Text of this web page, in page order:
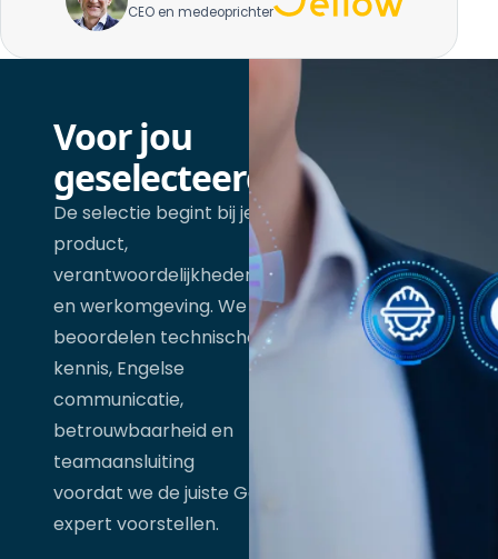
CEO en medeoprichter
Voor jou
geselecteerd
De selectie begint bij je
product,
verantwoordelijkheden
en werkomgeving. We
beoordelen technische
kennis, Engelse
communicatie,
betrouwbaarheid en
teamaansluiting
voordat we de juiste Go
expert voorstellen.